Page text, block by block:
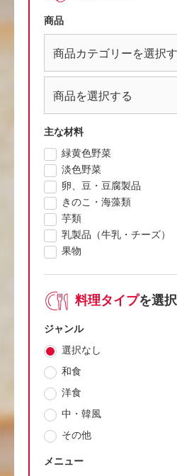
商品
主な材料
緑黄色野菜
淡色野菜
卵、豆・豆腐製品
きのこ・海藻類
芋類
乳製品（牛乳・チーズ）
果物
料理タイプを選択
ジャンル
選択なし
和食
洋食
中・韓風
その他
メニュー